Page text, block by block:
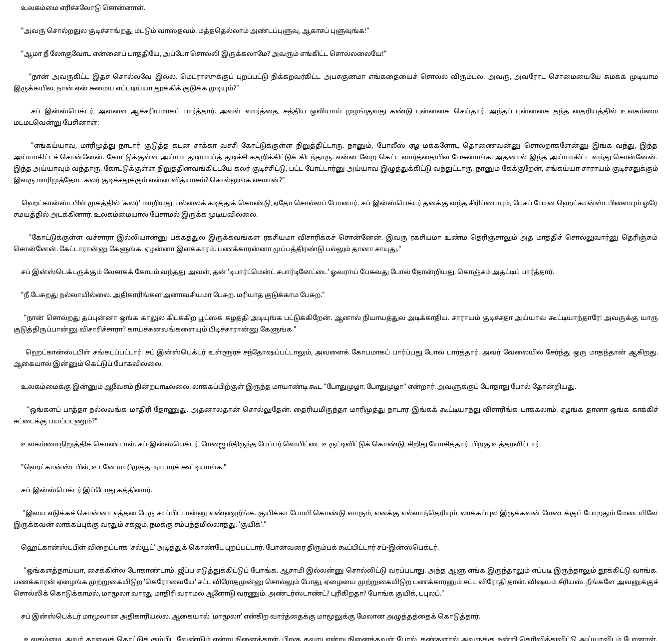
உலகம்மை எரிச்சலோடு சொன்னாள்.
"அவரு சொல்றதுல குடிச்சாங்றது மட்டும் வாஸ்தவம். மத்ததெல்லாம் அண்டப்புளுவு, ஆகாசப் புளுவுங்க!"
"ஆமா நீ லோகுவோட என்னைப் பாத்தியே, அப்போ சொல்லி இருக்கலாமே? அவரும் எங்கிட்ட சொல்லலையே!"
"நான் அவருகிட்ட இதச் சொல்லவே இல்ல. மெட்ராஸுக்குப் புறப்பட்டு நிக்கறவர்கிட்ட அபசகுனமா எங்கதையைச் சொல்ல விரும்பல. அவரு, அவரோட சொமையையே சுமக்க முடியாம
இருக்கயில, நான் என் சுமைய எப்படிய்யா தூக்கிக் குடுக்க முடியும்?"
சப் இன்ஸ்பெக்டர், அவளை ஆச்சரியமாகப் பார்த்தார். அவள் வார்த்தை, சத்திய ஒலியாய் முழங்குவது கண்டு புன்னகை செய்தார். அந்தப் புன்னகை தந்த தைரியத்தில் உலகம்மை
மடமடவென்று பேசினாள்:
"எங்கய்யாவ, மாரிமுத்து நாடார் குடுத்த கடன சாக்கா வச்சி கோட்டுக்குள்ள நிறுத்திட்டாரு. நானும், போலீஸ் ஏழ மக்களோட தொணைவன்னு சொல்றாகளேன்னு இங்க வந்து, இந்த
அய்யாகிட்டச் சொன்னேன். கோட்டுக்குள்ள அய்யா துடியாய்த் துடிச்சி கதறிக்கிட்டுக் கிடந்தாரு. என்ன வேற கெட்ட வார்த்தையில பேசுனாங்க. அதனால் இந்த அய்யாகிட்ட வந்து சொன்னேன்.
இந்த அய்யாவும் வந்தாரு. கோட்டுக்குள்ள நிறுத்தினவங்கிட்டயே கலர் குடிச்சிட்டு, பட்ட போட்டார்னு அய்யாவ இழுத்துக்கிட்டு வந்துட்டாரு. நானும் கேக்குறேன், எங்கய்யா சாராயம் குடிச்சதுக்கும்
இவரு மாரிமுத்தோட கலர் குடிச்சதுக்கும் என்ன வித்யாசம்? சொல்லுங்க எசமான்?"
ஹெட்கான்ஸ்டபிள் முகத்தில் 'கலர்' மாறியது. பல்லைக் கடித்துக் கொண்டு, ஏதோ சொல்லப் போனார். சப்-இன்ஸ்பெக்டர் தனக்கு வந்த சிரிப்பையும், பேசப் போன ஹெட்கான்ஸ்டபிளையும் ஒரே
சமயத்தில் அடக்கினார். உலகம்மையால் பேசாமல் இருக்க முடியவில்லை.
"கோட்டுக்குள்ள வச்சாரா இல்லியான்னு பக்கத்துல இருக்கவங்கள ரகசியமா விசாரிக்கச் சொன்னேன். இவரு ரகசியமா உண்ம தெரிஞ்சாலும் அத மாத்திச் சொல்லுவார்னு தெரிஞ்சும்
சொன்னேன். கேட்டாரான்னு கேளுங்க. ஏழன்னா இளக்காரம். பணக்காரன்னா முப்பத்திரண்டு பல்லும் தானா சாயுது."
சப் இன்ஸ்பெக்டருக்கும் லேசாகக் கோபம் வந்தது. அவள், தன் 'டிபார்ட்மென்ட் சபார்டினேட்டை' ஓவராய் பேசுவது போல் தோன்றியது. கொஞ்சம் அதட்டிப் பார்த்தார்.
"நீ பேசுறது நல்லாயில்லை. அதிகாரிங்கள அனாவசியமா பேசுற. மரியாத குடுக்காம பேசுற."
"நான் சொல்றது தப்புன்னா ஒங்க காலுல கிடக்கிற பூட்ஸக் கழத்தி அடியுங்க பட்டுக்கிறேன். ஆனால் நியாயத்துல அடிக்காதிய. சாராயம் குடிச்சதா அய்யாவ கூட்டியாந்தாரே! அவருக்கு யாரு
குடுத்திருப்பான்னு விசாரிச்சாரா? காய்ச்சுனவங்களையும் பிடிச்சாரான்னு கேளுங்க."
ஹெட்கான்ஸ்டபிள் சங்கடப்பட்டார். சப் இன்ஸ்பெக்டர் உள்ளூரச் சந்தோஷப்பட்டாலும், அவளைக் கோபமாகப் பார்ப்பது போல் பார்த்தார். அவர் வேலையில் சேர்ந்து ஒரு மாதந்தான் ஆகிறது.
ஆகையால் இன்னும் கெட்டுப் போகவில்லை.
உலகம்மைக்கு இன்னும் ஆவேசம் நின்றபாடில்லை. லாக்கப்பிற்குள் இருந்த மாயாண்டி கூட "போதுமுழா, போதுமுழா" என்றார். அவளுக்குப் போதாது போல் தோன்றியது.
"ஒங்களப் பாத்தா நல்லவங்க மாதிரி தோணுது. அதனாலதான் சொல்லுதேன். தைரியமிருந்தா மாரிமுத்து நாடார இங்கக் கூட்டியாந்து விசாரிங்க பாக்கலாம். ஏழங்க தானா ஒங்க காக்கிச்
சட்டைக்கு பயப்படணும்?"
உலகம்மை நிறுத்திக் கொண்டாள். சப்-இன்ஸ்பெக்டர், மேஜை மீதிருந்த பேப்பர் வெயிட்டை உருட்டிவிட்டுக் கொண்டு, சிறிது யோசித்தார். பிறகு உத்தரவிட்டார்.
"ஹெட்கான்ஸ்டபிள், உடனே மாரிமுத்து நாடாரக் கூட்டியாங்க."
சப்-இன்ஸ்பெக்டர் இப்போது கத்தினார்.
"இலய எடுக்கச் சொன்னா எத்தன பேரு சாப்பிட்டான்னு எண்ணுறீங்க. குயிக்கா போயி கொண்டு வாரும், எனக்கு எல்லாந்தெரியும். லாக்கப்புல இருக்கவன் மேடைக்குப் போறதும் மேடையிலே
இருக்கவன் லாக்கப்புக்கு வரதும் சகஜம். நமக்கு சம்பந்தமில்லாதது. 'குயிக்'."
ஹெட்கான்ஸ்டபிள் விறைப்பாக 'சல்யூட்' அடித்துக் கொண்டே புறப்பட்டார். போனவரை திரும்பக் கூப்பிட்டார் சப்-இன்ஸ்பெக்டர்.
"ஒங்களத்தாய்யா, சைக்கிள்ல போகாண்டாம். ஜீப்ப எடுத்துக்கிட்டுப் போங்க. ஆசாமி இல்லன்னு சொல்லிட்டு வரப்படாது. அந்த ஆளு எங்க இருந்தாலும் எப்படி இருந்தாலும் தூக்கிட்டு வாங்க.
பணக்காரன் ஏழைங்க முற்றுகையிடுற 'கெரோவையே' சட்ட விரோதமுன்னு சொல்லும் போது, ஏழையை முற்றுகையிடுற பணக்காரனும் சட்ட விரோதி தான். விஷயம் சீரியஸ். நீங்களே அவனுக்குச்
சொல்லிக் கொடுக்காமல், மாமூலா வாரது மாதிரி வராமல் ஆளோடு வரணும். அண்டர்ஸ்டாண்ட்? புரிகிறதா? போங்க குயிக், டபுலப்."
சப் இன்ஸ்பெக்டர் மாமூலான அதிகாரியல்ல. ஆகையால் 'மாமூலா' என்கிற வார்த்தைக்கு மாமூலுக்கு மேலான அழுத்தத்தைக் கொடுத்தார்.